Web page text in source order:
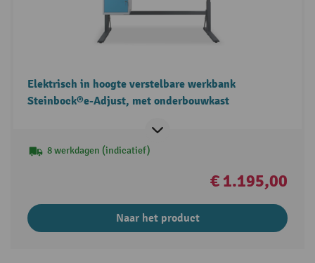
Elektrisch in hoogte verstelbare werkbank
Steinbock®e-Adjust, met onderbouwkast
8 werkdagen (indicatief)
€ 1.195,00
Naar het product